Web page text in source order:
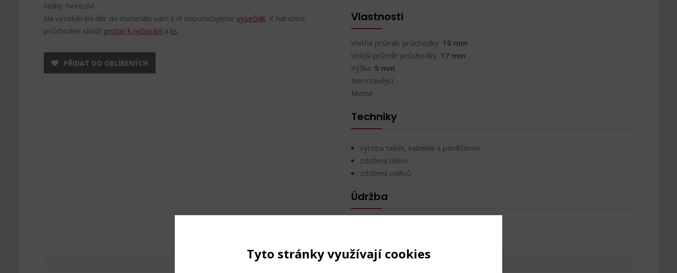
tašky. Nereziví.
Na vysekávání děr do materiálu vám k ní doporučujeme výsečník. K naražení
průchodek slouží piston k nýtování a lis.
PŘIDAT DO OBLÍBENÝCH
Vlastnosti
Vnitřní průměr průchodky: 10 mm
Vnější průměr průchodky: 17 mm
Výška: 5 mm
Nerezavějící
Matné
Techniky
výroba tašek, kabelek a peněženek
zdobení obuvi
zdobení oděvů
Údržba
Nahlásit problém
Tyto stránky využívají cookies